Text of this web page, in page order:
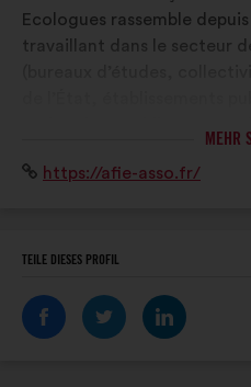
Ecologues rassemble
travaillant dans le secteur
savoir-faire en ingénierie
MEHR
Website:
https://afie-asso.fr/
TEILE DIESES PROFIL